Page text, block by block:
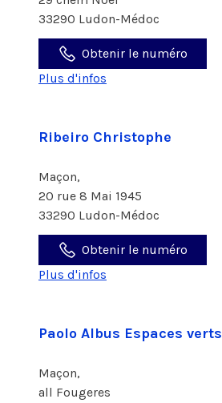
33290 Ludon-Médoc
Obtenir le numéro
Plus d'infos
Ribeiro Christophe
Maçon,
20 rue 8 Mai 1945
33290 Ludon-Médoc
Obtenir le numéro
Plus d'infos
Paolo Albus Espaces verts
Maçon,
all Fougeres